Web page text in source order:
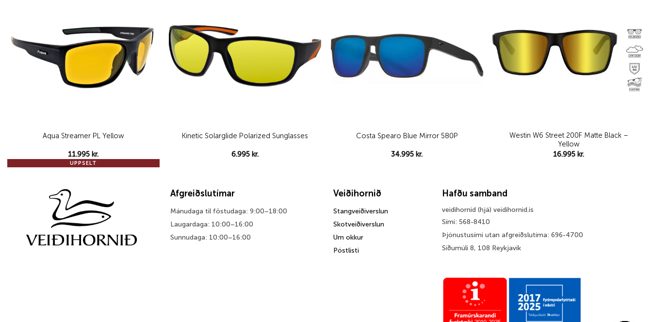
UPPSELT
Aqua Streamer PL Yellow
11.995kr.
Kinetic Solarglide Polarized Sunglasses
6.995kr.
Costa Spearo Blue Mirror 580P
34.995kr.
Westin W6 Street 200F Matte Black –
Yellow
16.995kr.
Afgreiðslutímar
Mánudaga til föstudaga: 9:00–18:00
Laugardaga: 10:00–16:00
Sunnudaga: 10:00–16:00
Veiðihornið
Stangveiðiverslun
Skotveiðiverslun
Um okkur
Póstlisti
Hafðu samband
veidihornid (hjá) veidihornid.is
Sími: 568-8410
Þjónustusími utan afgreiðslutíma: 696-4700
Síðumúli 8, 108 Reykjavík